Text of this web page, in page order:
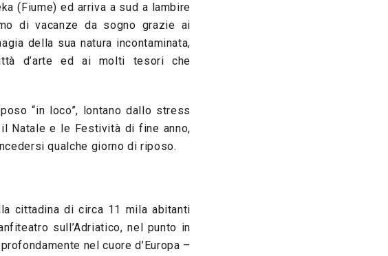
(Fiume) ed arriva a sud a lambire
di vacanze da sogno grazie ai
della sua natura incontaminata,
d’arte ed ai molti tesori che
“in loco”, lontano dallo stress
Natale e le Festività di fine anno,
qualche giorno di riposo.
cittadina di circa 11 mila abitanti
sull’Adriatico, nel punto in
nel cuore d’Europa –